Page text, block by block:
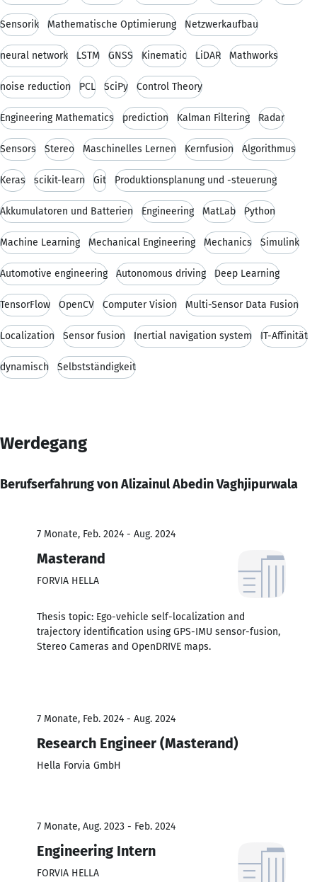
Sensorik Mathematische Optimierung Netzwerkaufbau
neural network LSTM GNSS Kinematic LiDAR Mathworks
noise reduction PCL SciPy Control Theory
Engineering Mathematics prediction Kalman Filtering Radar
Sensors Stereo Maschinelles Lernen Kernfusion Algorithmus
Keras scikit-learn Git Produktionsplanung und -steuerung
Akkumulatoren und Batterien Engineering MatLab Python
Machine Learning Mechanical Engineering Mechanics Simulink
Automotive engineering Autonomous driving Deep Learning
TensorFlow OpenCV Computer Vision Multi-Sensor Data Fusion
Localization Sensor fusion Inertial navigation system IT-Affinität
dynamisch Selbstständigkeit
Werdegang
Berufserfahrung von Alizainul Abedin Vaghjipurwala
7 Monate, Feb. 2024 - Aug. 2024
Masterand
FORVIA HELLA
Thesis topic: Ego-vehicle self-localization and
trajectory identification using GPS-IMU sensor-fusion,
Stereo Cameras and OpenDRIVE maps.
7 Monate, Feb. 2024 - Aug. 2024
Research Engineer (Masterand)
Hella Forvia GmbH
7 Monate, Aug. 2023 - Feb. 2024
Engineering Intern
FORVIA HELLA